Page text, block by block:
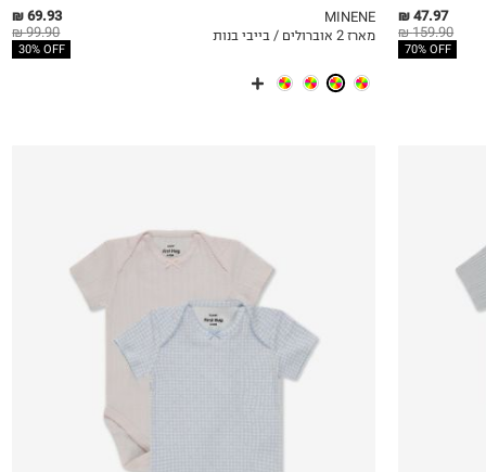
47.97 ₪
159.90 ₪
70% OFF
MY LIST
69.93 ₪
99.90 ₪
30% OFF
MINENE
מארז 2 אוברולים / בייבי בנות